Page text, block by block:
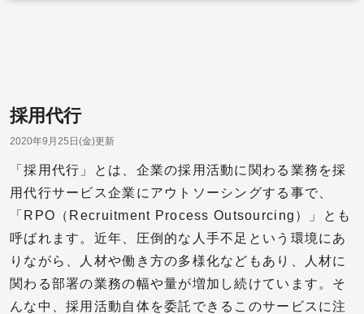
採用代行
2020年9月25日(金)更新
「採用代行」とは、企業の採用活動に関わる業務を採
用代行サービス企業にアウトソーシングする事で、
「RPO（Recruitment Process Outsourcing）」とも
呼ばれます。近年、圧倒的な人手不足という環境にあ
りながら、人材や働き方の多様化などもあり、人材に
関わる部署の業務の幅や量が増加し続けています。そ
んな中、採用活動自体を委託できるこのサービスに注